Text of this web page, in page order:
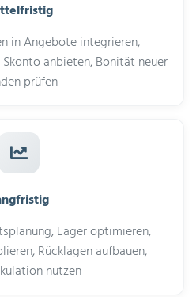
in Angebote integrieren,
anbieten, Bonität neuer
prüfen
Lager optimieren,
Rücklagen aufbauen,
nutzen